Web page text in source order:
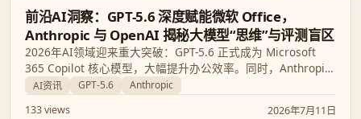
前沿AI洞察：GPT-5.6 深度赋能微软 Office，
Anthropic 与 OpenAI 揭秘大模型“思维”与评测盲区
2026年AI领域迎来重大突破：GPT-5.6 正式成为 Microsoft
365 Copilot 核心模型，大幅提升办公效率。同时，Anthropic
披露了 Claude 的“潜意识”空间，而 OpenAI 则对主流代码评测
集 SWE-Bench Pro 的可靠性提出了质疑。
AI资讯 GPT-5.6
Anthropic
133 views
2026年7月11日